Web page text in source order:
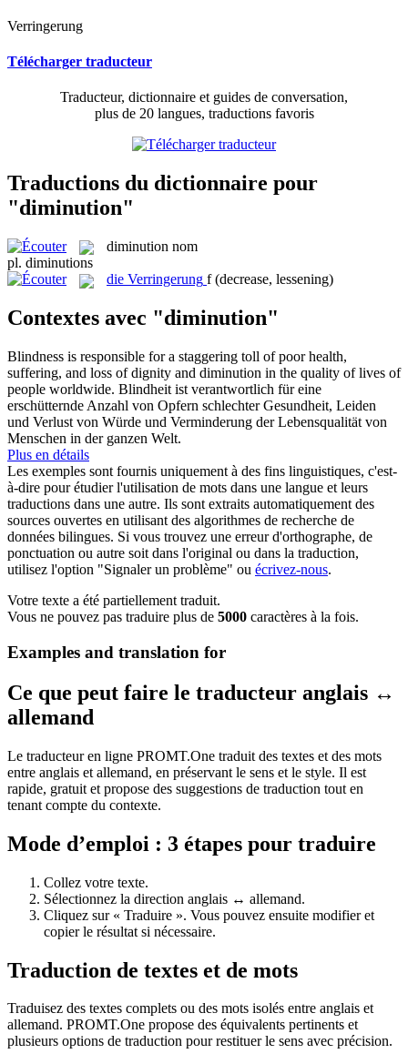
Verringerung
Télécharger traducteur
Traducteur, dictionnaire et guides de conversation,
plus de 20 langues, traductions favoris
Traductions du dictionnaire pour
"diminution"
diminution nom
pl. diminutions
die Verringerung f (decrease, lessening)
Contextes avec "diminution"
Blindness is responsible for a staggering toll of poor health,
suffering, and loss of dignity and diminution in the quality of lives of
people worldwide. Blindheit ist verantwortlich für eine
erschütternde Anzahl von Opfern schlechter Gesundheit, Leiden
und Verlust von Würde und Verminderung der Lebensqualität von
Menschen in der ganzen Welt.
Plus en détails
Les exemples sont fournis uniquement à des fins linguistiques, c'est-
à-dire pour étudier l'utilisation de mots dans une langue et leurs
traductions dans une autre. Ils sont extraits automatiquement des
sources ouvertes en utilisant des algorithmes de recherche de
données bilingues. Si vous trouvez une erreur d'orthographe, de
ponctuation ou autre soit dans l'original ou dans la traduction,
utilisez l'option "Signaler un problème" ou écrivez-nous.
Votre texte a été partiellement traduit.
Vous ne pouvez pas traduire plus de 5000 caractères à la fois.
Examples and translation for
Ce que peut faire le traducteur anglais ↔
allemand
Le traducteur en ligne PROMT.One traduit des textes et des mots
entre anglais et allemand, en préservant le sens et le style. Il est
rapide, gratuit et propose des suggestions de traduction tout en
tenant compte du contexte.
Mode d’emploi : 3 étapes pour traduire
Collez votre texte.
Sélectionnez la direction anglais ↔ allemand.
Cliquez sur « Traduire ». Vous pouvez ensuite modifier et
copier le résultat si nécessaire.
Traduction de textes et de mots
Traduisez des textes complets ou des mots isolés entre anglais et
allemand. PROMT.One propose des équivalents pertinents et
plusieurs options de traduction pour restituer le sens avec précision.